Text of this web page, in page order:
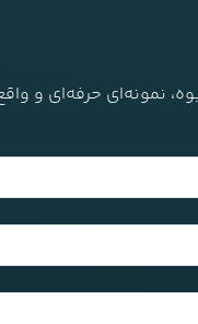
نمونه‌ای حرفه‌ای و